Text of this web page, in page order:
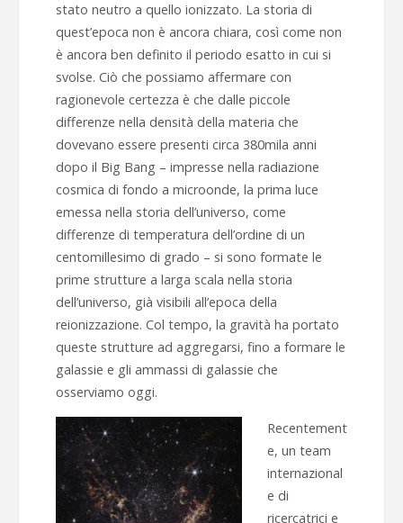
stato neutro a quello ionizzato. La storia di
quest’epoca non è ancora chiara, così come non
è ancora ben definito il periodo esatto in cui si
svolse. Ciò che possiamo affermare con
ragionevole certezza è che dalle piccole
differenze nella densità della materia che
dovevano essere presenti circa 380mila anni
dopo il Big Bang – impresse nella radiazione
cosmica di fondo a microonde, la prima luce
emessa nella storia dell’universo, come
differenze di temperatura dell’ordine di un
centomillesimo di grado – si sono formate le
prime strutture a larga scala nella storia
dell’universo, già visibili all’epoca della
reionizzazione. Col tempo, la gravità ha portato
queste strutture ad aggregarsi, fino a formare le
galassie e gli ammassi di galassie che
osserviamo oggi.
Recentement
e, un team
internazional
e di
ricercatrici e